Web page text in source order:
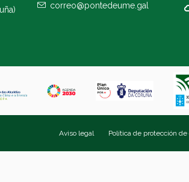
correo@pontedeume.gal
Aviso legal Política de protección de